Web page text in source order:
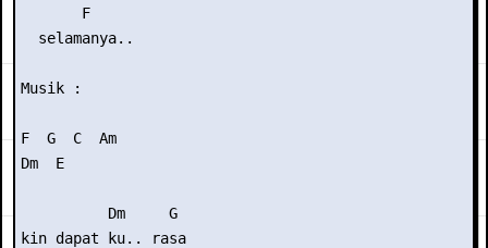
       F
  selamanya..
Musik :
F  G  C  Am
Dm  E
          Dm     G
kin dapat ku.. rasa